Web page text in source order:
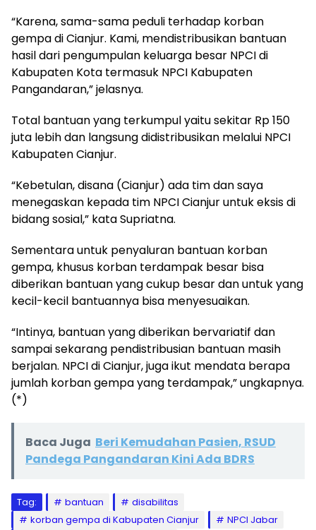
“Karena, sama-sama peduli terhadap korban
gempa di Cianjur. Kami, mendistribusikan bantuan
hasil dari pengumpulan keluarga besar NPCI di
Kabupaten Kota termasuk NPCI Kabupaten
Pangandaran,” jelasnya.
Total bantuan yang terkumpul yaitu sekitar Rp 150
juta lebih dan langsung didistribusikan melalui NPCI
Kabupaten Cianjur.
“Kebetulan, disana (Cianjur) ada tim dan saya
menegaskan kepada tim NPCI Cianjur untuk eksis di
bidang sosial,” kata Supriatna.
Sementara untuk penyaluran bantuan korban
gempa, khusus korban terdampak besar bisa
diberikan bantuan yang cukup besar dan untuk yang
kecil-kecil bantuannya bisa menyesuaikan.
“Intinya, bantuan yang diberikan bervariatif dan
sampai sekarang pendistribusian bantuan masih
berjalan. NPCI di Cianjur, juga ikut mendata berapa
jumlah korban gempa yang terdampak,” ungkapnya.
(*)
Baca Juga Beri Kemudahan Pasien, RSUD
Pandega Pangandaran Kini Ada BDRS
Tag: bantuan
disabilitas
korban gempa di Kabupaten Cianjur
NPCI Jabar